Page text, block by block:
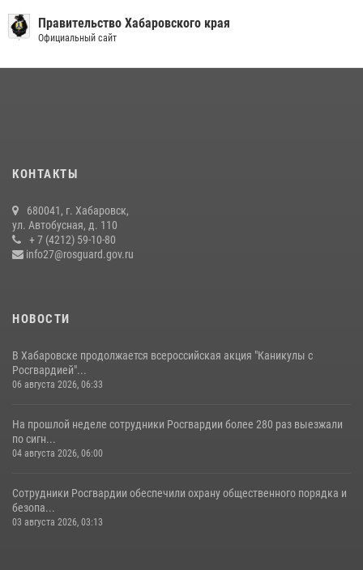
15 июля 2026, 00:27
108 лет со дня рождения легендарного военачальника генерала
армии Ивана Кирилловича Яковлева
04 августа 2026, 23:41
Правительство Хабаровского края
Официальный сайт
КОНТАКТЫ
680041, г. Хабаровск,
ул. Автобусная, д. 110
+ 7 (4212) 59-10-80
info27@rosguard.gov.ru
НОВОСТИ
В Хабаровске продолжается всероссийская акция "Каникулы с
Росгвардией"...
06 августа 2026, 06:33
На прошлой неделе сотрудники Росгвардии более 280 раз выезжали
по сигн...
04 августа 2026, 06:00
Сотрудники Росгвардии обеспечили охрану общественного порядка и
безопа...
03 августа 2026, 03:13